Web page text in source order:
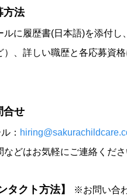
方法
に履歴書(日本語)を添付し
）、詳しい職歴と各応募資
合せ
：
などはお気軽にご連絡くださ
タクト方法】 ※お問い合